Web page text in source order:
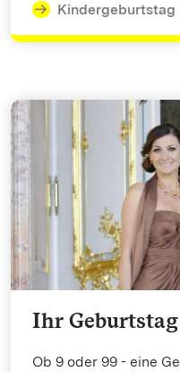
Kindergeburtstag
Ihr
Ob 9 oder 99 - eine